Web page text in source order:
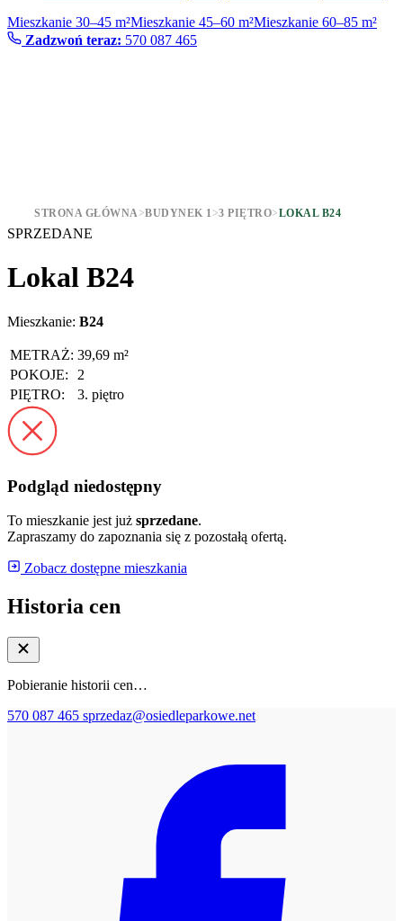
Mieszkanie 30–45 m²Mieszkanie 45–60 m²Mieszkanie 60–85 m²
Zadzwoń teraz: 570 087 465
STRONA GŁÓWNA>BUDYNEK 1 >3 PIĘTRO>LOKAL B24
SPRZEDANE
Lokal B24
Mieszkanie: B24
METRAŻ: 39,69 m²
POKOJE:
2
PIĘTRO:
3. piętro
Podgląd niedostępny
To mieszkanie jest już sprzedane.
Zapraszamy do zapoznania się z pozostałą ofertą.
Zobacz dostępne mieszkania
Historia cen
Pobieranie historii cen…
570 087 465 sprzedaz@osiedleparkowe.net